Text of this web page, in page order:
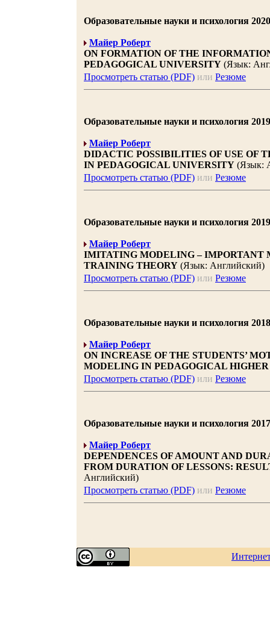
Образовательные науки и психология
Майер Роберт
ON FORMATION OF THE
PEDAGOGICAL UNIVERSITY (Язык:
Просмотреть статью (PDF) или Резюме
Образовательные науки и психология
Майер Роберт
DIDACTIC POSSIBILITIES OF USE OF
IN PEDAGOGICAL UNIVERSITY (Язык:
Просмотреть статью (PDF) или Резюме
Образовательные науки и психология
Майер Роберт
IMITATING MODELING – IMPORTANT
TRAINING THEORY (Язык: Английский)
Просмотреть статью (PDF) или Резюме
Образовательные науки и психология
Майер Роберт
ON INCREASE OF THE STUDENTS’
MODELING IN PEDAGOGICAL HIGHER
Просмотреть статью (PDF) или Резюме
Образовательные науки и психология
Майер Роберт
DEPENDENCES OF AMOUNT AND
FROM DURATION OF LESSONS:
Английский)
Просмотреть статью (PDF) или Резюме